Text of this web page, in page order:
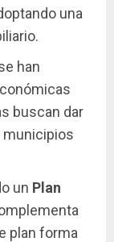
una
han
buscan dar
municipios
un Plan
plan forma